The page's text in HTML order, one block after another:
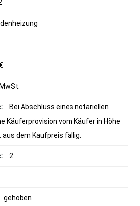
Bei Abschluss eines notariellen
Käuferprovision vom Käufer in Höhe
aus dem Kaufpreis fällig.
2
gehoben